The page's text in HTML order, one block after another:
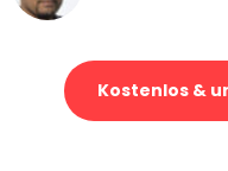
Kostenlos &